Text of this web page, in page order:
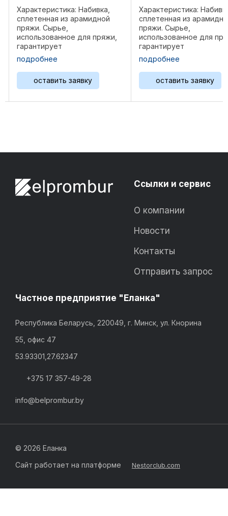
Характеристика: Набивка,
сплетенная из арамидной
пряжи. Сырье,
использованное для пряжи,
гарантирует
исключительную
механическую и химическую
устойчивость, особенно при
наличии высоких
температур. Насыщение в
ходе процесса плетения
подробнее
оставить заявку
Характеристика:
сплетенная из
пряжи. Сырье,
использованное для
гарантирует
исключительную
механическую и
устойчивость,
наличии высоких
температур.
ходе процесса
подробнее
оставить заявку
Ссылки и сервис
О компании
Новости
Контакты
Отправить запрос
Частное предприятие "Еланка"
Республика Беларусь, 220049, г. Минск, ул. Кнорина
55, офис 47
53.93301,27.62347
+375 17 357-49-28
info@belprombur.by
© 2026 Еланка
Сайт работает на платформе
Nestorclub.com